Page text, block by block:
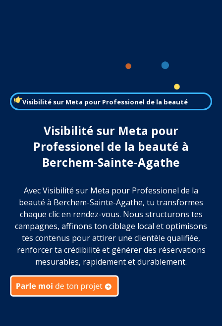
Visibilité sur Meta pour Professionel de la beauté
Visibilité sur Meta pour
Professionel de la beauté à
Berchem-Sainte-Agathe
Avec Visibilité sur Meta pour Professionel de la
beauté à Berchem-Sainte-Agathe, tu transformes
chaque clic en rendez-vous. Nous structurons tes
campagnes, affinons ton ciblage local et optimisons
tes contenus pour attirer une clientèle qualifiée,
renforcer ta crédibilité et générer des réservations
mesurables, rapidement et durablement.